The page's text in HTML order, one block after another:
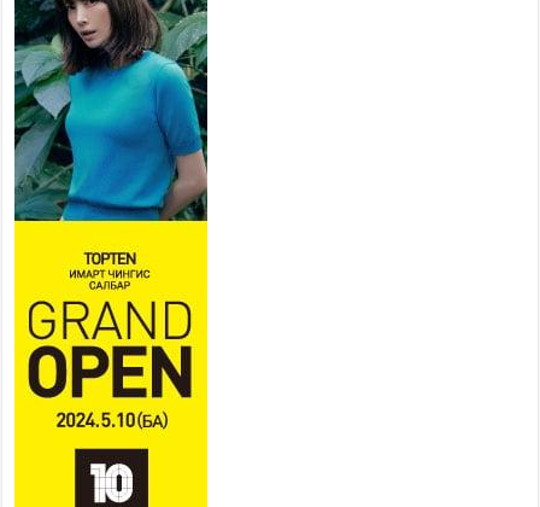
2026 оны 7 сар 22 / 9 цаг 28 минут
Б.Пүрэвдагва: “Урт цагаан”-ыг
залуучууд чөлөөт цагаа
өнгөрүүлдэг, жуулчид зорьж
ирдэг цэг болгоно
2026 оны 7 сар 21 / 16 цаг 47 минут
Тусгай замын автобус /BRT/ төслийн удирдах
хорооны ээлжит хуралдаан боллоо
Ерөнхий сайд Н.Учрал БНХАУ-аас Монгол Улсад
суугаа Элчин сайд Шэнь Миньжюанийг хүлээн
авч уулзав
2026 оны 7 сар 21 / 16 цаг 39 минут
БҮГД НАЙРАМДАХ ТАЖИКИСТАН УЛСТАЙ
ЭДИЙН ЗАСГИЙН ХАМТЫН АЖИЛЛАГААГ
ӨРГӨЖҮҮЛНЭ
2026 оны 7 сар 21 / 16 цаг 34 минут
26,992 суралцагч хотхоны бага сургуульд, 8100